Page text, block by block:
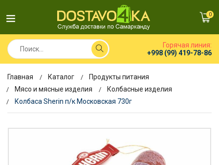
0
Горячая линия:
+998 (99) 419-78-86
Главная Каталог
Продукты питания
Мясо и мясные изделия
Колбасные изделия
Колбаса Sherin п/к Московская 730г